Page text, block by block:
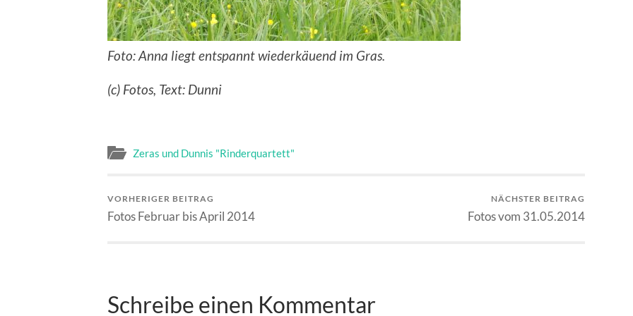
Foto: Anna liegt entspannt wiederkäuend im Gras.
(c) Fotos, Text: Dunni
Zeras und Dunnis "Rinderquartett"
VORHERIGER BEITRAG
Fotos Februar bis April 2014
NÄCHSTER BEITRAG
Fotos vom 31.05.2014
Schreibe einen Kommentar